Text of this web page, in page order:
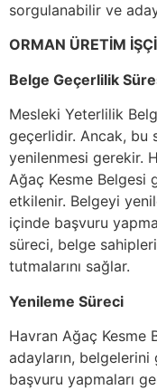
sorgulanabilir ve
ORMAN ÜRETİM
Belge Geçerlilik
Mesleki Yeterlilik
geçerlidir. Ancak, bu
yenilenmesi gerekir.
Ağaç Kesme Belgesi
etkilenir. Belgeyi
içinde başvuru
süreci, belge
tutmalarını sağlar.
Yenileme Süreci
Havran Ağaç Kesme
adayların,
başvuru yapmaları